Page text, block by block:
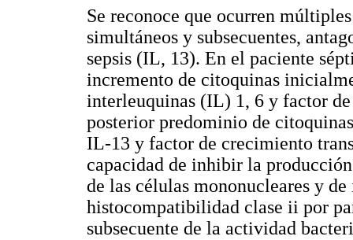
Se reconoce que ocurren
simultáneos y subsecuentes,
sepsis (IL, 13). En el paciente
incremento de citoquinas
interleuquinas (IL) 1, 6 y factor
posterior predominio de
IL-13 y factor de crecimiento
capacidad de inhibir la
de las células mononucleares y
histocompatibilidad clase ii por
subsecuente de la actividad